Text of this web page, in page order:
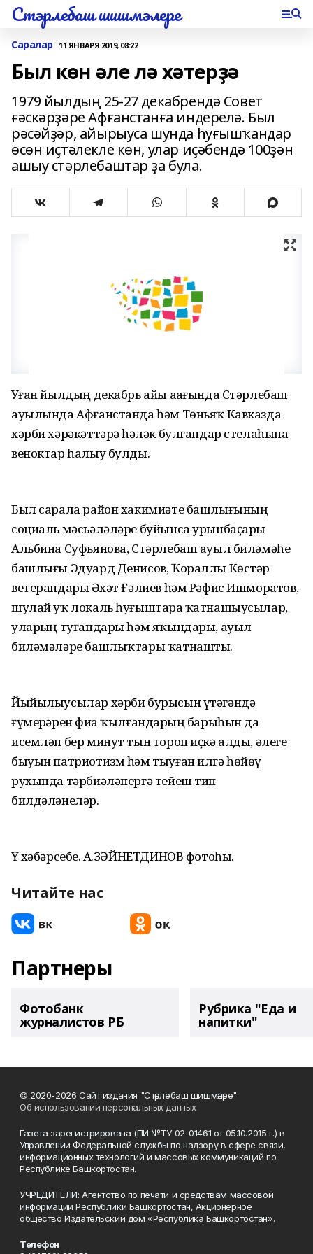
Стэрлебаш шишмэлере
Саралар 11 ЯНВАРЯ 2019, 08:22
Был көн әле лә хәтерҙә
1979 йылдың 25-27 декабрендә Совет
ғәскәрҙәре Афғанстанға индерелә. Был
рәсәйҙәр, айырыуса шунда һуғышҡандар
өсөн иҫтәлекле көн, улар иҫәбендә 100ҙән
ашыу стәрлебаштар ҙа була.
Уҙған йылдың декабрь айы аҙағында Стәрлебаш
ауылында Афғанстанда һәм Төньяҡ Кавказда
хәрби хәрәкәттәрҙә һәләк булғандар стелаһына
веноктар һалыу булды.
Был сарала район хакимиәте башлығының
социаль мәсьәләләре буйынса урынбаҫары
Альбина Суфьянова, Стәрлебаш ауыл биләмәһе
башлығы Эдуард Денисов, Ҡораллы Көстәр
ветерандары Әҙхәт Ғәлиев һәм Рәфис Ишморатов,
шулай уҡ локаль һуғыштарҙа ҡатнашыусылар,
уларҙың туғандары һәм яҡындары, ауыл
биләмәләре башлыҡтары ҡатнашты.
Йыйылыусылар хәрби бурысын үтәгәндә
ғүмерҙәрен фиҙа ҡылғандарҙың барыһын да
исемләп бер минут тын тороп иҫкә алды, әлеге
быуын патриотизм һәм тыуған илгә һөйөү
рухында тәрбиәләнергә тейеш тип
билдәләнеләр.
Үҙ хәбәрсебеҙ. А.ЗӘЙНЕТДИНОВ фотоһы.
Читайте нас
Партнеры
Фотобанк
журналистов РБ
Рубрика "Еда и
напитки"
© 2020-2026 Сайт издания "Стәрлебаш шишмәләре"
Об использовании персональных данных
Газета зарегистрирована (ПИ №ТУ 02-01461 от 05.10.2015 г.) в
Управлении Федеральной службы по надзору в сфере связи,
информационных технологий и массовых коммуникаций по
Республике Башкортостан.
УЧРЕДИТЕЛИ: Агентство по печати и средствам массовой
информации Республики Башкортостан, Акционерное
общество Издательский дом «Республика Башкортостан».
Телефон